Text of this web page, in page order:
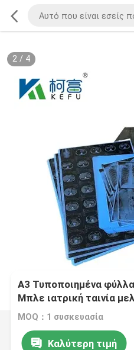
2/ 4
Α3 Τυποποιημένα
Μπλε ιατρική ταινία
ιατρική εκτύπωση
MOQ：1 συσκευασία
Καλύτερη τιμή